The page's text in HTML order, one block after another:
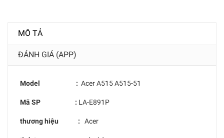
MÔ TẢ
ĐÁNH GIÁ (APP)
Model : Acer A515 A515-51
Mã SP : LA-E891P
thương hiệu : Acer